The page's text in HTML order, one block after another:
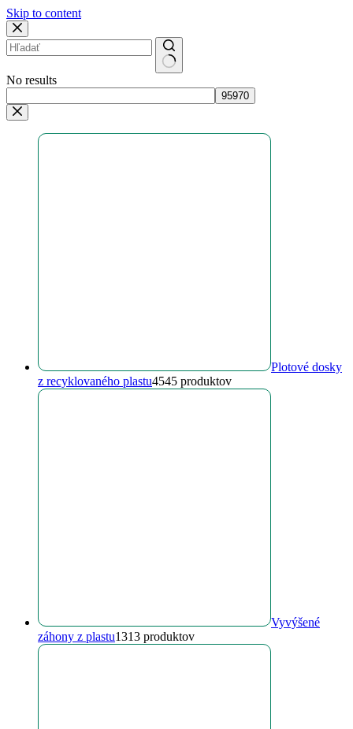
Skip to content
No results
Plotové dosky
z recyklovaného plastu4545 produktov
Vyvýšené
záhony z plastu1313 produktov